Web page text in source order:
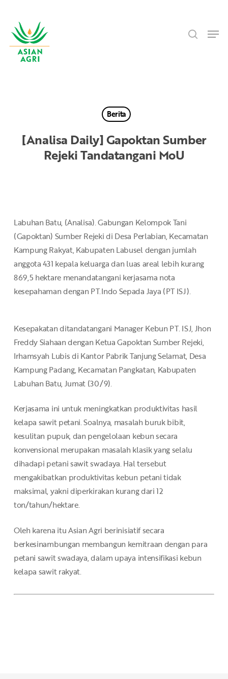
main
content
Berita
[Analisa Daily] Gapoktan Sumber
Rejeki Tandatangani MoU
Labuhan Batu, (Analisa). Gabungan Kelompok Tani
(Gapok­tan) Sumber Rejeki di Desa Perlabian, Kecamatan
Kampung Rakyat, Kabupaten Labusel dengan jumlah
anggota 431 kepala keluarga dan luas areal lebih kurang
869,5 hektare menandatangani kerjasama nota
kesepahaman dengan PT.Indo Sepada Jaya (PT ISJ).
Kesepakatan ditandatangani Manager Kebun PT. ISJ, Jhon
Freddy Siahaan dengan Ketua Gapoktan Sumber Rejeki,
Irhamsyah Lubis di Kantor Pabrik Tanjung Selamat, Desa
Kampung Padang, Kecamatan Pang­katan, Kabupaten
Labuhan Batu, Jumat (30/9).
Kerjasama ini untuk meningkatkan produktivitas hasil
kelapa sawit petani. Soalnya, masalah buruk bibit,
kesulitan pupuk, dan pengelolaan kebun secara
konvensional merupakan masalah klasik yang selalu
dihadapi petani sawit swadaya. Hal tersebut
mengakibatkan produktivitas kebun petani tidak
maksimal, yakni diperkirakan kurang dari 12
ton/tahun/hektare.
Oleh karena itu Asian Agri berinisiatif secara
berkesinambungan membangun kemitraan dengan para
petani sawit swadaya, dalam upaya intensifikasi kebun
kelapa sawit rakyat.